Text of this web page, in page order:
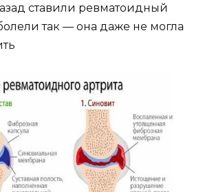
ставили ревматоидный
так — она даже не могла